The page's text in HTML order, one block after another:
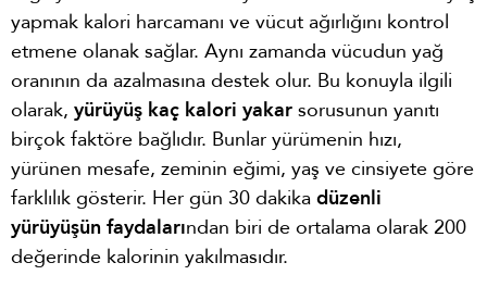
yapmak kalori harcamanı ve vücut ağırlığını kontrol
etmene olanak sağlar. Aynı zamanda vücudun yağ
oranının da azalmasına destek olur. Bu konuyla ilgili
olarak, yürüyüş kaç kalori yakar sorusunun yanıtı
birçok faktöre bağlıdır. Bunlar yürümenin hızı,
yürünen mesafe, zeminin eğimi, yaş ve cinsiyete göre
farklılık gösterir. Her gün 30 dakika düzenli
yürüyüşün faydalarından biri de ortalama olarak 200
değerinde kalorinin yakılmasıdır.